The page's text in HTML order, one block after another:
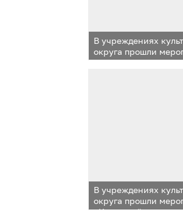
В учреждениях
округа прошли
«Крымской весне»
В учреждениях
округа прошли
«Крымской весне»